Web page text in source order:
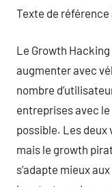
Texte de référence
Le Growth
augmenter avec
nombre
entreprises avec
possible. Les deux
mais le growth
s’adapte mieux